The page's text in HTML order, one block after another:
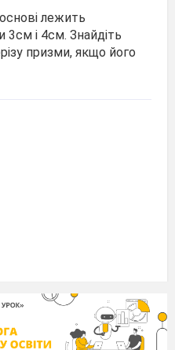
лежить
3см і 4см. Знайдіть
призми, якщо його